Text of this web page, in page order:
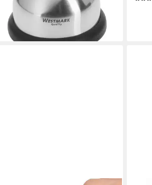
lieferbar - in 2-3 Werktagen bei dir